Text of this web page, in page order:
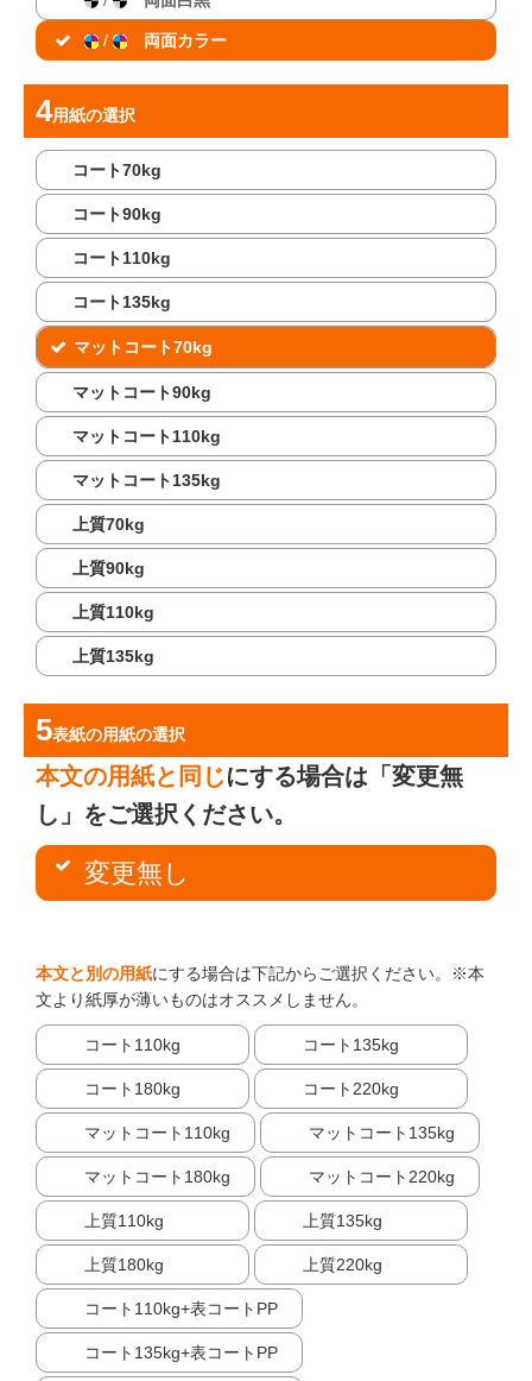
/ 両面カラー
用紙の選択
コート70kg
コート90kg
コート110kg
コート135kg
マットコート70kg
マットコート90kg
マットコート110kg
マットコート135kg
上質70kg
上質90kg
上質110kg
上質135kg
表紙の用紙の選択
本文の用紙と同じにする場合は「変更無
し」をご選択ください。
変更無し
本文と別の用紙にする場合は下記からご選択ください。※本
文より紙厚が薄いものはオススメしません。
コート110kg コート135kg
コート180kg コート220kg
マットコート110kg マットコート135kg
マットコート180kg マットコート220kg
上質110kg 上質135kg
上質180kg 上質220kg
コート110kg+表コートPP
コート135kg+表コートPP